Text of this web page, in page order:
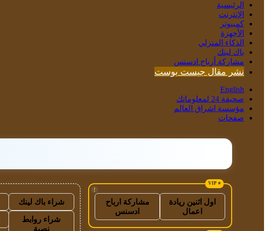
الرئيسية
الإنترنت
كمبيوتر
الأجهزة
الذكاء المنزلي
باك لينك
مشاركة أرباح ادسنس
نشر مقال جيست بوست
English
صحيفة 24 لمعلوماتك
مؤسسة اشراق العالم
صفحات
!
اول اثنين ريادة
اعمال
مشاركة ارباح
ادسنس
شراء باك لينك
شراء روابط
نصية